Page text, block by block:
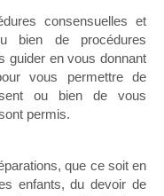
consensuelles et
bien de procédures
guider en vous donnant
vous permettre de
ou bien de vous
permis.
que ce soit en
enfants, du devoir de